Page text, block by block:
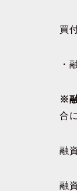
買
・
※
合
融
融